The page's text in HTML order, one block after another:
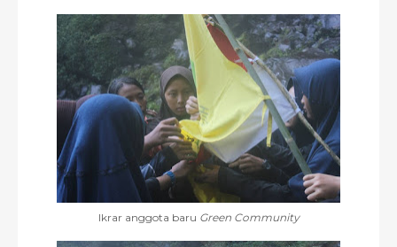
Ikrar anggota baru Green Community